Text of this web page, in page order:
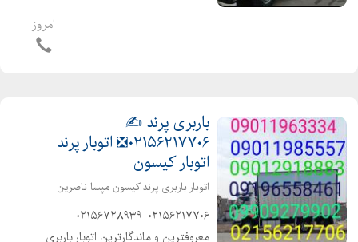
و غیره ️باکادر مجرب و کارگران ماهر و کارامروز
باربری پرند ✍️
۰۲۱۵۶۲۱۷۷۰۶❎ اتوبار پرند
اتوبار کیسون
اتوبار باربری پرند کیسون مپسا ناصرین
معروفترین و ماندگارترین اتوبار باربری